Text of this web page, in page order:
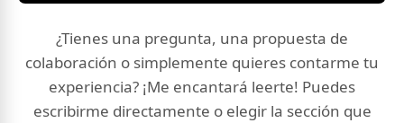
¿Tienes una pregunta, una propuesta de
colaboración o simplemente quieres contarme tu
experiencia? ¡Me encantará leerte! Puedes
escribirme directamente o elegir la sección que